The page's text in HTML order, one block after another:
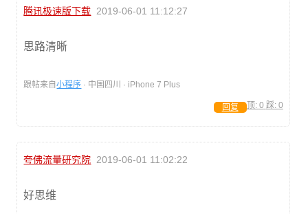
腾讯极速版下载 2019-06-01 11:12:27
思路清晰
跟帖来自小程序 · 中国四川 · iPhone 7 Plus
顶: 0 踩: 0
回复
夸佛流量研究院 2019-06-01 11:02:22
好思维